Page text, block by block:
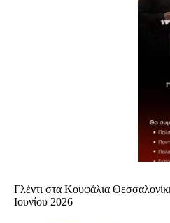
Γλέντι στα Κουφάλια
Ιουνίου 2026